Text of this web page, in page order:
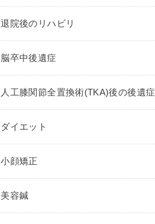
退院後のリハビリ
脳卒中後遺症
人工膝関節全置換術(TKA)後の後遺症
ダイエット
小顔矯正
美容鍼